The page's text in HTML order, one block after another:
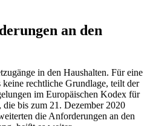
an den
in den Haushalten. Für eine
rechtliche Grundlage, teilt der
im Europäischen Kodex für
bis zum 21. Dezember 2020
die Anforderungen an den